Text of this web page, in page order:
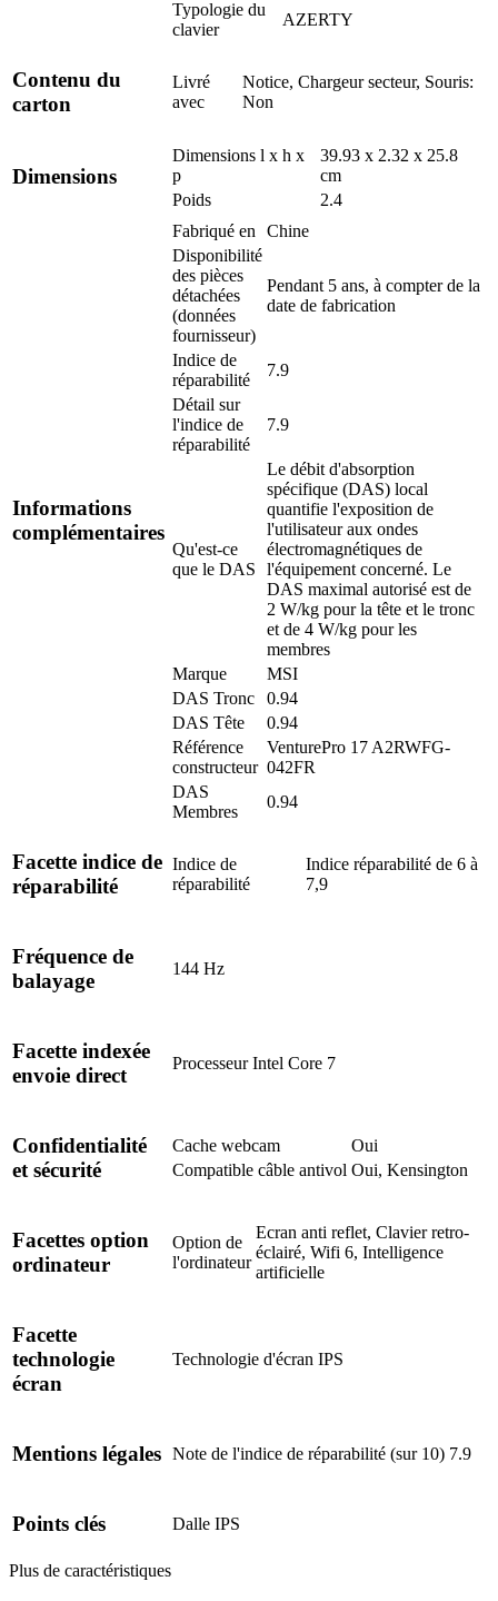
Typologie du
clavier
AZERTY
Contenu du
carton
Livré
avec
Notice, Chargeur secteur, Souris:
Non
Dimensions
Dimensions l x h x
p
39.93 x 2.32 x 25.8
cm
Poids
2.4
Informations
complémentaires
Fabriqué en
Chine
Disponibilité
des pièces
détachées
(données
fournisseur)
Pendant 5 ans, à compter de la
date de fabrication
Indice de
réparabilité
7.9
Détail sur
l'indice de
réparabilité
7.9
Qu'est-ce
que le DAS
Le débit d'absorption
spécifique (DAS) local
quantifie l'exposition de
l'utilisateur aux ondes
électromagnétiques de
l'équipement concerné. Le
DAS maximal autorisé est de
2 W/kg pour la tête et le tronc
et de 4 W/kg pour les
membres
Marque
MSI
DAS Tronc
0.94
DAS Tête
0.94
Référence
constructeur
VenturePro 17 A2RWFG-
042FR
DAS
Membres
0.94
Facette indice de
réparabilité
Indice de
réparabilité
Indice réparabilité de 6 à
7,9
Fréquence de
balayage
144 Hz
Facette indexée
envoie direct
Processeur Intel Core 7
Confidentialité
et sécurité
Cache webcam
Oui
Compatible câble antivol Oui, Kensington
Facettes option
ordinateur
Option de
l'ordinateur
Ecran anti reflet, Clavier retro-
éclairé, Wifi 6, Intelligence
artificielle
Facette
technologie
écran
Technologie d'écran IPS
Mentions légales Note de l'indice de réparabilité (sur 10) 7.9
Points clés Dalle IPS
Plus de caractéristiques